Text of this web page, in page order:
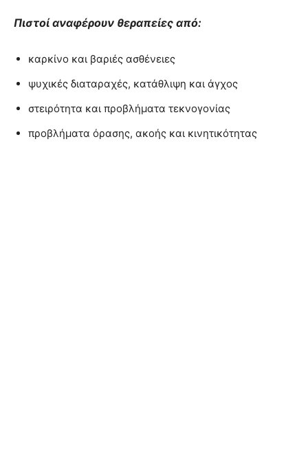
Πιστοί αναφέρουν θεραπείες από:
καρκίνο και βαριές ασθένειες
ψυχικές διαταραχές, κατάθλιψη και άγχος
στειρότητα και προβλήματα τεκνογονίας
προβλήματα όρασης, ακοής και κινητικότητας